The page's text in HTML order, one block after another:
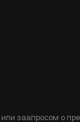
заапросом о